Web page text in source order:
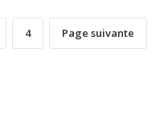
4 Page suivante